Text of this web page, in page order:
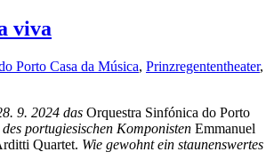
viva
Porto Casa da Música, Prinzregententheater,
9. 2024 das Orquestra Sinfónica do Porto
portugiesischen Komponisten Emmanuel
Quartet. Wie gewohnt ein staunenswertes